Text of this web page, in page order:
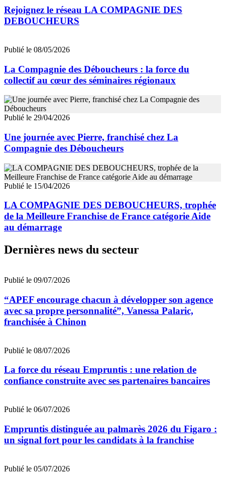
Rejoignez le réseau LA COMPAGNIE DES
DEBOUCHEURS
Publié le 08/05/2026
La Compagnie des Déboucheurs : la force du
collectif au cœur des séminaires régionaux
Publié le 29/04/2026
Une journée avec Pierre, franchisé chez La
Compagnie des Déboucheurs
Publié le 15/04/2026
LA COMPAGNIE DES DEBOUCHEURS, trophée
de la Meilleure Franchise de France catégorie Aide
au démarrage
Dernières news du secteur
Publié le 09/07/2026
“APEF encourage chacun à développer son agence
avec sa propre personnalité”, Vanessa Palaric,
franchisée à Chinon
Publié le 08/07/2026
La force du réseau Empruntis : une relation de
confiance construite avec ses partenaires bancaires
Publié le 06/07/2026
Empruntis distinguée au palmarès 2026 du Figaro :
un signal fort pour les candidats à la franchise
Publié le 05/07/2026